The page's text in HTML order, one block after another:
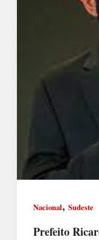
Nacional, Sudeste
Prefeito